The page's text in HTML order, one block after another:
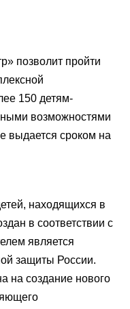
позволит пройти
150 детям-
возможностями
выдается сроком на
находящихся в
в соответствии с
является
защиты России.
на создание нового